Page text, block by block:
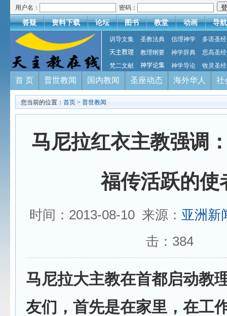
用户名： 密码：
答疑 资料下载 论坛 图书 教堂 动画 导航
训导文集 圣教法典 信理神学
多语圣经
天主教理
教理纲要 神学辞典
思高圣经
梵二文献
神学论集 神学导论 牧灵圣经
首 页 普世教闻 国内教闻 圣座动态 海外华人 社
您当前的位置： 首页 > 普世教闻
马尼拉红衣主教强调
福传活跃的使
时间：2013-08-10 来源： 亚洲新
击： 384
马尼拉大主教在首都启动教
友们，首先是在家里，在工